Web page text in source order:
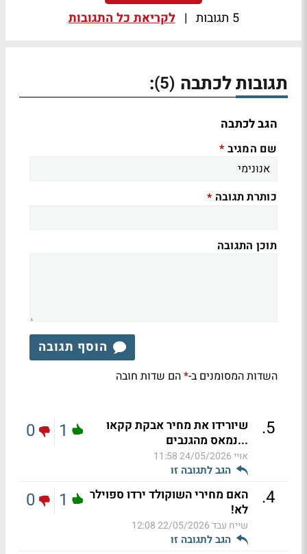
5 תגובות | לקריאת כל התגובות
תגובות לכתבה (5)
:
הגב לכתבה
שם המגיב *
כותרת תגובה *
תוכן התגובה
הוסף תגובה
השדות המסומנים ב-*הם שדות חובה
5
.
שיורידו את מחיר אבקת קקאו
...נמאס מהגנבים
אויי24/05/2026 11:58
הגב לתגובה זו
1
0
4
.
האם מחירי השוקולד ירדו ספוילר
לא!
שייח עבד22/05/2026 12:08
הגב לתגובה זו
1
0